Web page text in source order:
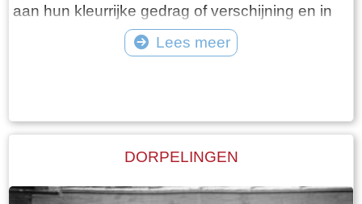
aan hun kleurrijke gedrag of verschijning en in
mindere mate aan hun daden. Vaak waren het
al wat oudere personen die hun hele leven in
dorpsbewoners dan hun echte naam. Buiten
hebben gehaald.Een bekend en kleurrijk
Lees meer
DORPELINGEN